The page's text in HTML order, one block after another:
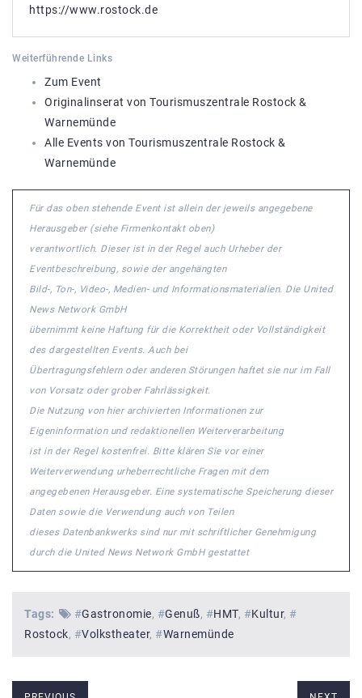
https://www.rostock.de
Weiterführende Links
Zum Event
Originalinserat von Tourismuszentrale Rostock &
Warnemünde
Alle Events von Tourismuszentrale Rostock &
Warnemünde
Für das oben stehende Event ist allein der jeweils angegebene
Herausgeber (siehe Firmenkontakt oben)
verantwortlich. Dieser ist in der Regel auch Urheber der
Eventbeschreibung, sowie der angehängten
Bild-, Ton-, Video-, Medien- und Informationsmaterialien. Die United
News Network GmbH
übernimmt keine Haftung für die Korrektheit oder Vollständigkeit
des dargestellten Events. Auch bei
Übertragungsfehlern oder anderen Störungen haftet sie nur im Fall
von Vorsatz oder grober Fahrlässigkeit.
Die Nutzung von hier archivierten Informationen zur
Eigeninformation und redaktionellen Weiterverarbeitung
ist in der Regel kostenfrei. Bitte klären Sie vor einer
Weiterverwendung urheberrechtliche Fragen mit dem
angegebenen Herausgeber. Eine systematische Speicherung dieser
Daten sowie die Verwendung auch von Teilen
dieses Datenbankwerks sind nur mit schriftlicher Genehmigung
durch die United News Network GmbH gestattet
Tags: #Gastronomie #Genuß #HMT #Kultur #
Rostock #Volkstheater #Warnemünde